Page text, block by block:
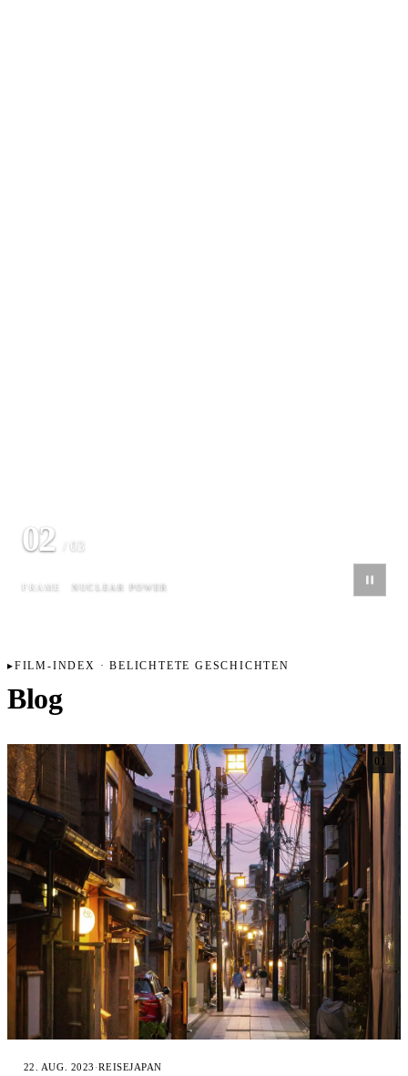
02 / 03
FRAME NUCLEAR POWER
FILM-INDEX · BELICHTETE GESCHICHTEN
Blog
01
22. AUG. 2023 ·REISEJAPAN